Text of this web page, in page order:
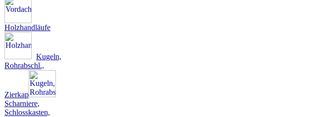
Holzhandläufe
Kugeln,
Rohrabschl.,
Zierkap
Scharniere,
Schlosskasten,